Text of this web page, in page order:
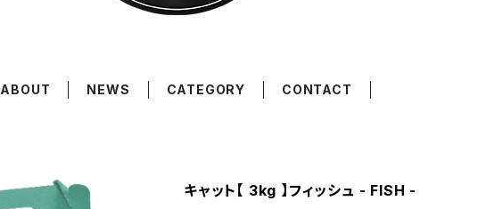
ABOUT NEWS CATEGORY CONTACT
キャット【 3kg 】フィッシュ - FISH -